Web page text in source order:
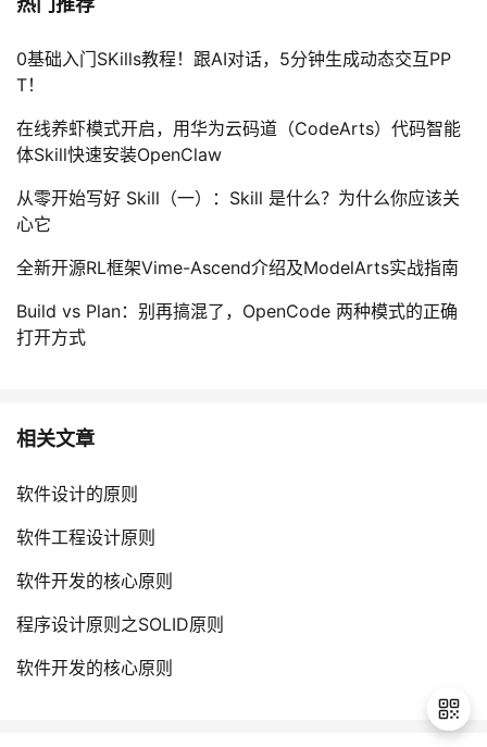
0基础入门SKills教程！跟AI对话，5分钟生成动态交互PP
T！
在线养虾模式开启，用华为云码道（CodeArts）代码智能
体Skill快速安装OpenClaw
从零开始写好 Skill（一）：Skill 是什么？为什么你应该关
心它
全新开源RL框架Vime-Ascend介绍及ModelArts实战指南
Build vs Plan：别再搞混了，OpenCode 两种模式的正确
打开方式
相关文章
软件设计的原则
软件工程设计原则
软件开发的核心原则
程序设计原则之SOLID原则
软件开发的核心原则